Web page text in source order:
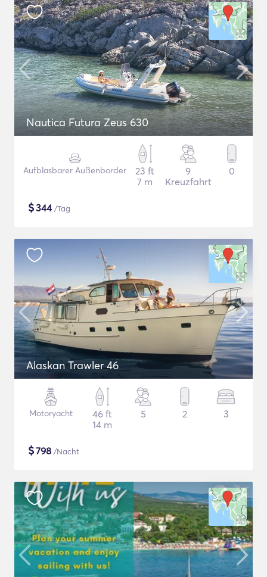
Nautica Futura Zeus 630
Aufblasbarer Außenborder
23 ft
7 m
9
Kreuzfahrt
0
$344/Tag
Alaskan Trawler 46
Motoryacht
46 ft
14 m
5 2 3
$798 /Nacht